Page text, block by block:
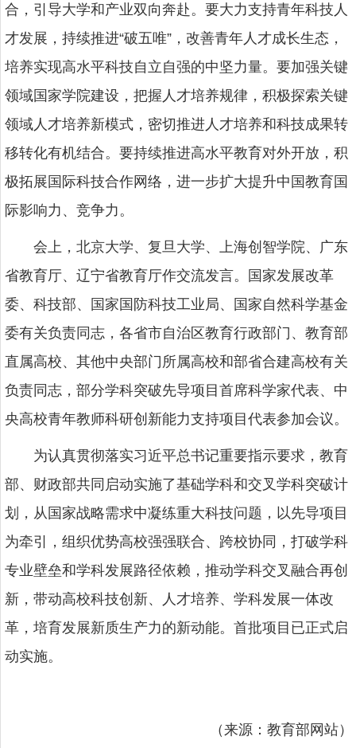
合，引导大学和产业双向奔赴。要大力支持青年科技人
才发展，持续推进“破五唯”，改善青年人才成长生态，
培养实现高水平科技自立自强的中坚力量。要加强关键
领域国家学院建设，把握人才培养规律，积极探索关键
领域人才培养新模式，密切推进人才培养和科技成果转
移转化有机结合。要持续推进高水平教育对外开放，积
极拓展国际科技合作网络，进一步扩大提升中国教育国
际影响力、竞争力。
会上，北京大学、复旦大学、上海创智学院、广东
省教育厅、辽宁省教育厅作交流发言。国家发展改革
委、科技部、国家国防科技工业局、国家自然科学基金
委有关负责同志，各省市自治区教育行政部门、教育部
直属高校、其他中央部门所属高校和部省合建高校有关
负责同志，部分学科突破先导项目首席科学家代表、中
央高校青年教师科研创新能力支持项目代表参加会议。
为认真贯彻落实习近平总书记重要指示要求，教育
部、财政部共同启动实施了基础学科和交叉学科突破计
划，从国家战略需求中凝练重大科技问题，以先导项目
为牵引，组织优势高校强强联合、跨校协同，打破学科
专业壁垒和学科发展路径依赖，推动学科交叉融合再创
新，带动高校科技创新、人才培养、学科发展一体改
革，培育发展新质生产力的新动能。首批项目已正式启
动实施。
（来源：教育部网站）